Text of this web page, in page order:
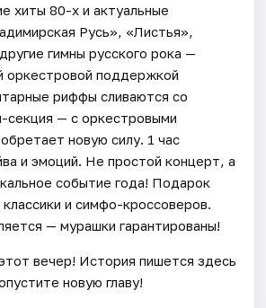
хиты 80-х и актуальные
Русь», «Листья»,
гимны русского рока —
оркестровой поддержкой
риффы сливаются со
секция — с оркестровыми
новую силу. 1 час
и эмоций. Не простой концерт, а
событие года! Подарок
и симфо-кроссоверов.
— мурашки гарантированы!
вечер! История пишется здесь
новую главу!